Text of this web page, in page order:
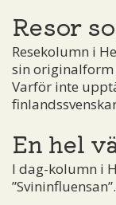
Resor
Resekolumn i
sin originalform
Varför inte
En hel
I dag-kolumn i